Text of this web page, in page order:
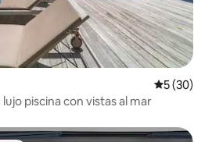
5 (30)
piscina con vistas al mar